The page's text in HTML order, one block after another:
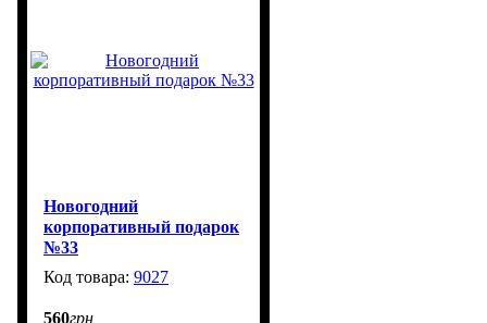
Новогодний
корпоративный подарок
№33
9027
560грн